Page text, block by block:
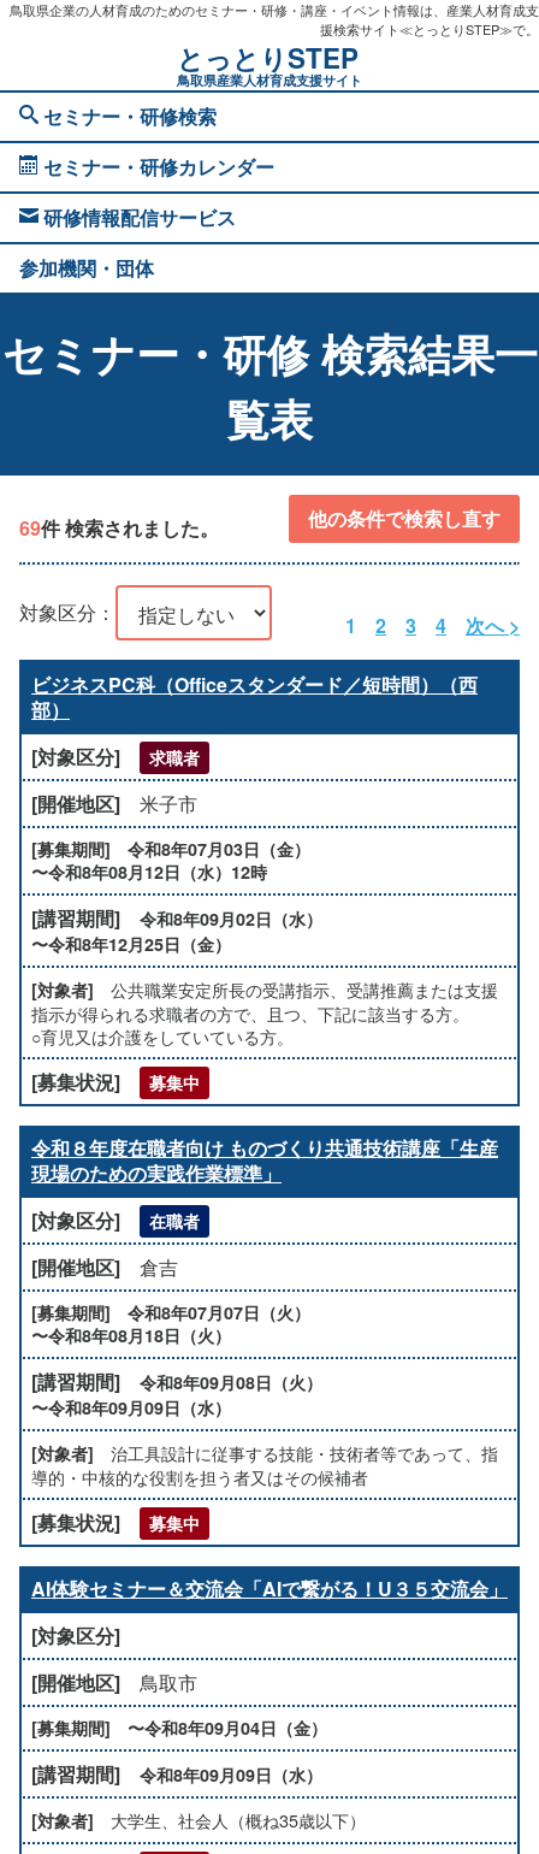
鳥取県企業の人材育成のためのセミナー・研修・講座・イベント情報は、産業人材育成支
援検索サイト≪とっとりSTEP≫で。
とっとりSTEP
鳥取県産業人材育成支援サイト
セミナー・研修検索
セミナー・研修カレンダー
研修情報配信サービス
参加機関・団体
セミナー・研修 検索結果一
覧表
69件 検索されました。 他の条件で検索し直す
対象区分： 1 2 3 4 次へ >
ビジネスPC科（Officeスタンダード／短時間）（西
部）
求職者
米子市
令和8年07月03日（金）
〜令和8年08月12日（水）12時
令和8年09月02日（水）
〜令和8年12月25日（金）
公共職業安定所長の受講指示、受講推薦または支援
指示が得られる求職者の方で、且つ、下記に該当する方。
○育児又は介護をしていている方。
募集中
令和８年度在職者向け ものづくり共通技術講座「生産
現場のための実践作業標準」
在職者
倉吉
令和8年07月07日（火）
〜令和8年08月18日（火）
令和8年09月08日（火）
〜令和8年09月09日（水）
治工具設計に従事する技能・技術者等であって、指
導的・中核的な役割を担う者又はその候補者
募集中
AI体験セミナー＆交流会「AIで繋がる！U３５交流会」
鳥取市
〜令和8年09月04日（金）
令和8年09月09日（水）
大学生、社会人（概ね35歳以下）